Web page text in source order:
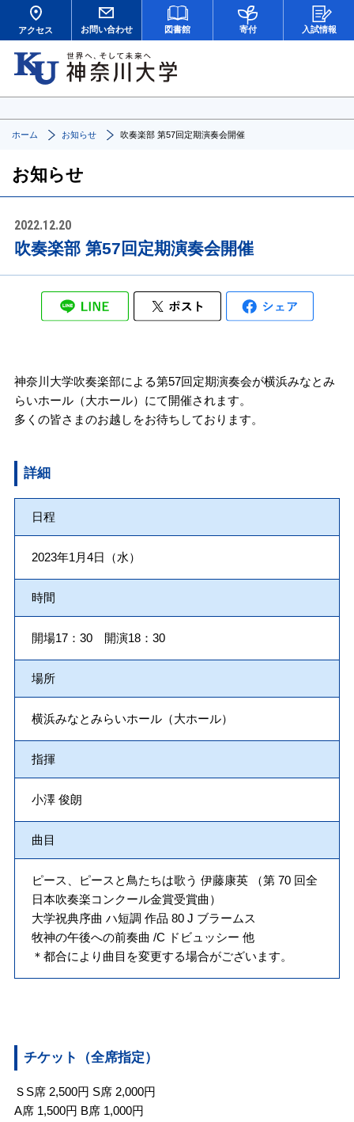
アクセス お問い合わせ 図書館 寄付 入試情報
ホーム お知らせ 吹奏楽部 第57回定期演奏会開催
お知らせ
2022.12.20
吹奏楽部 第57回定期演奏会開催
神奈川大学吹奏楽部による第57回定期演奏会が横浜みなとみ
らいホール（大ホール）にて開催されます。
​多くの皆さまのお越しをお待ちしております。
詳細
日程
2023年1月4日（水）
時間
開場17：30 開演18：30
場所
横浜みなとみらいホール（大ホール）
指揮
小澤 俊朗
曲目
ピース、ピースと鳥たちは歌う 伊藤康英 （第 70 回全
日本吹奏楽コンクール金賞受賞曲）
大学祝典序曲 ハ短調 作品 80 J ブラームス
牧神の午後への前奏曲 /C ドビュッシー 他
＊都合により曲目を変更する場合がございます。
チケット（全席指定）
ＳS席 2,500円 S席 2,000円
A席 1,500円 B席 1,000円